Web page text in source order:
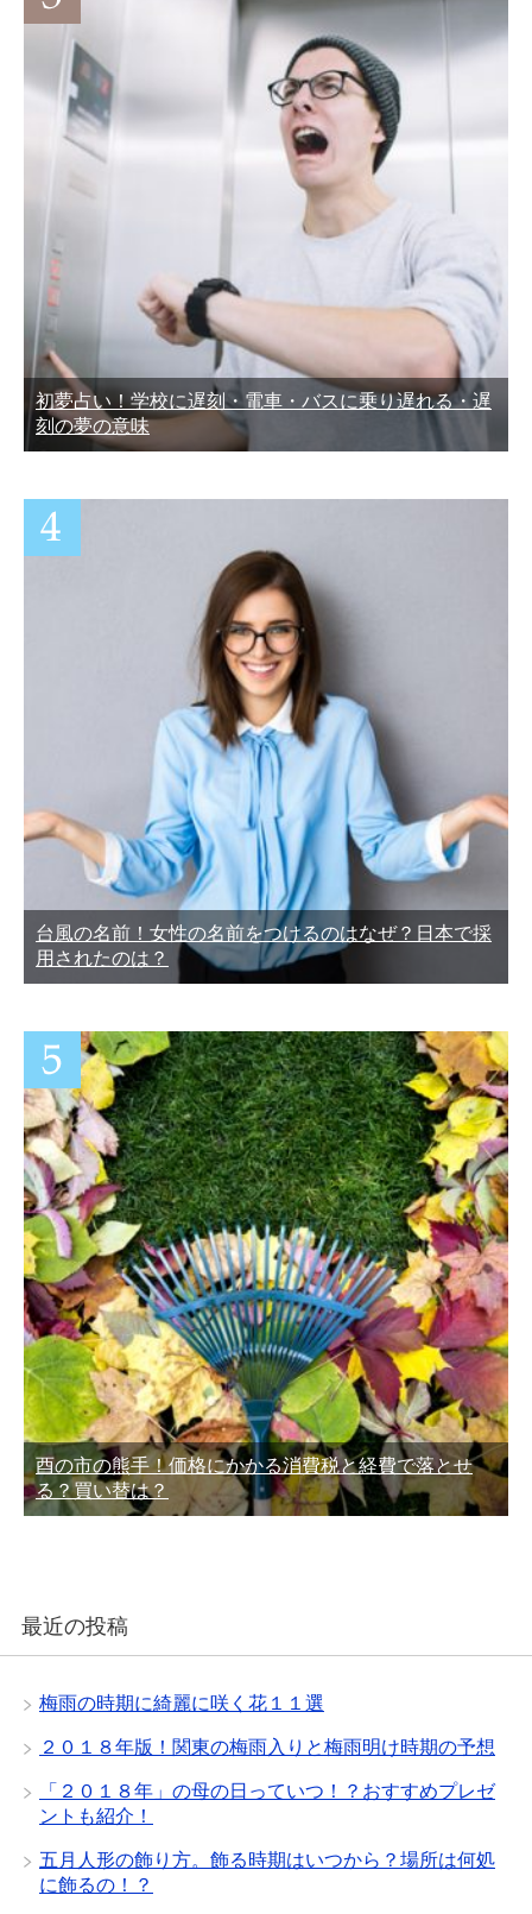
初夢占い！学校に遅刻・電車・バスに乗り遅れる・遅
刻の夢の意味
台風の名前！女性の名前をつけるのはなぜ？日本で採
用されたのは？
酉の市の熊手！価格にかかる消費税と経費で落とせ
る？買い替は？
最近の投稿
梅雨の時期に綺麗に咲く花１１選
２０１８年版！関東の梅雨入りと梅雨明け時期の予想
「２０１８年」の母の日っていつ！？おすすめプレゼ
ントも紹介！
五月人形の飾り方。飾る時期はいつから？場所は何処
に飾るの！？